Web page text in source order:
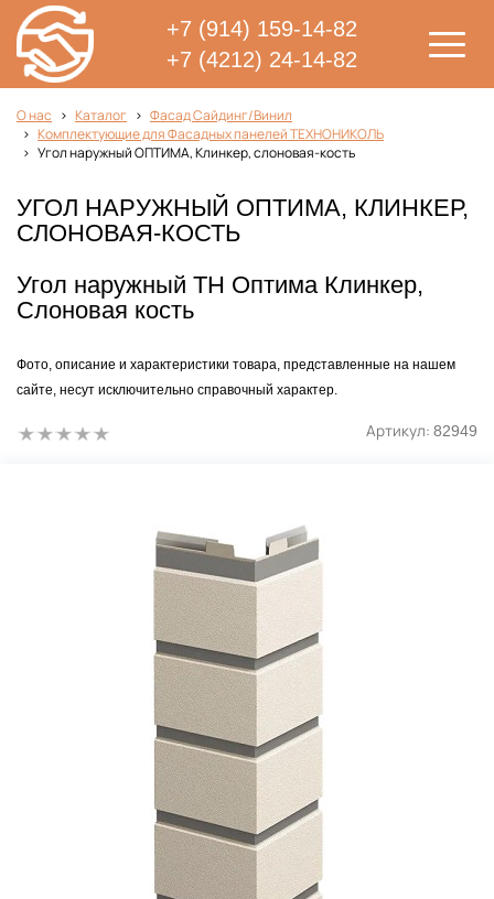
+7 (914) 159-14-82
+7 (4212) 24-14-82
О нас Каталог
Фасад Сайдинг/Винил
Комплектующие для Фасадных панелей ТЕХНОНИКОЛЬ
Угол наружный ОПТИМА, Клинкер, слоновая-кость
УГОЛ НАРУЖНЫЙ ОПТИМА, КЛИНКЕР,
СЛОНОВАЯ-КОСТЬ
Угол наружный ТН Оптима Клинкер,
Слоновая кость
Фото, описание и характеристики товара, представленные на нашем
сайте, несут исключительно справочный характер.
Артикул: 82949